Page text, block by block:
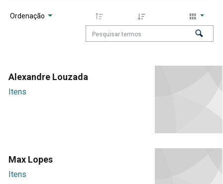
Ordenação
Alexandre Louzada
Itens
Max Lopes
Itens